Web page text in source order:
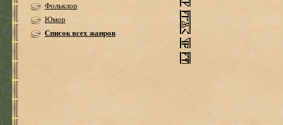
Фольклор
Юмор
Список всех жанров